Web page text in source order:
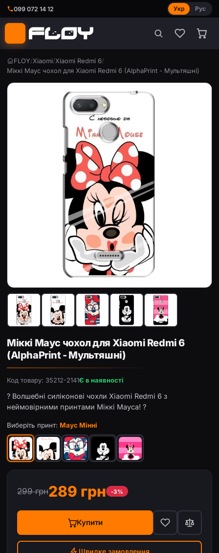
099 072 14 12 Укр Рус
FLOY/Xiaomi/Xiaomi Redmi 6/
Міккі Маус чохол для Xiaomi Redmi 6 (AlphaPrint - Мультяшні)
Чохол з принтом «Маус Мінні» для Xiaomi Redmi 6
Міккі Маус чохол для Xiaomi Redmi 6
(AlphaPrint - Мультяшні)
Код товару: 35212-2141Є в наявності
? Волшебні силіконові чохли Xiaomi Redmi 6 з
неймовірними принтами Міккі Мауса! ?
Виберіть принт: Маус Мінні
299 грн289 грн -3%
Купити
Швидке замовлення